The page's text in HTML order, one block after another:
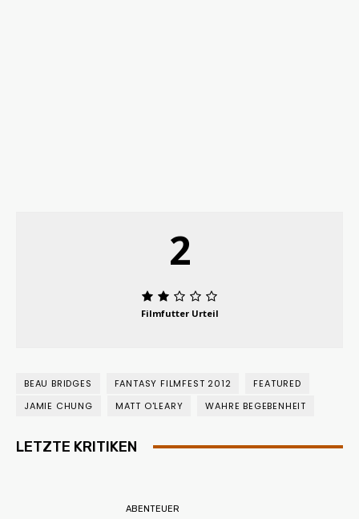
2
Filmfutter Urteil
BEAU BRIDGES FANTASY FILMFEST 2012
FEATURED
JAMIE CHUNG
MATT O'LEARY WAHRE BEGEBENHEIT
LETZTE KRITIKEN
ABENTEUER